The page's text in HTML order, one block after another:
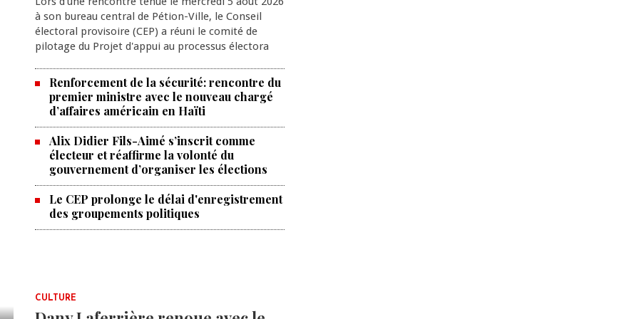
à son bureau central de Pétion-Ville, le Conseil
électoral provisoire (CEP) a réuni le comité de
pilotage du Projet d'appui au processus électora
Renforcement de la sécurité: rencontre du
premier ministre avec le nouveau chargé
d’affaires américain en Haïti
Alix Didier Fils-Aimé s’inscrit comme
électeur et réaffirme la volonté du
gouvernement d’organiser les élections
Le CEP prolonge le délai d'enregistrement
des groupements politiques
CULTURE